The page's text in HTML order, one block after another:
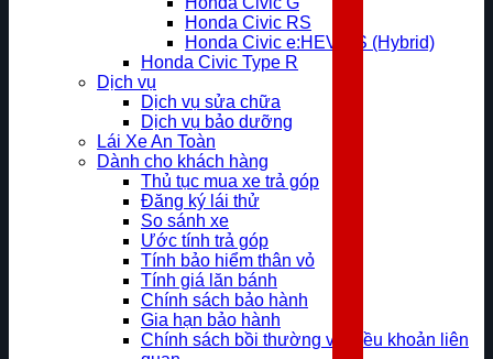
Honda Civic RS
Honda Civic e:HEV RS (Hybrid)
Honda Civic Type R
Dịch vụ
Dịch vụ sửa chữa
Dịch vụ bảo dưỡng
Lái Xe An Toàn
Dành cho khách hàng
Thủ tục mua xe trả góp
Đăng ký lái thử
So sánh xe
Ước tính trả góp
Tính bảo hiểm thân vỏ
Tính giá lăn bánh
Chính sách bảo hành
Gia hạn bảo hành
Chính sách bồi thường và điều khoản liên